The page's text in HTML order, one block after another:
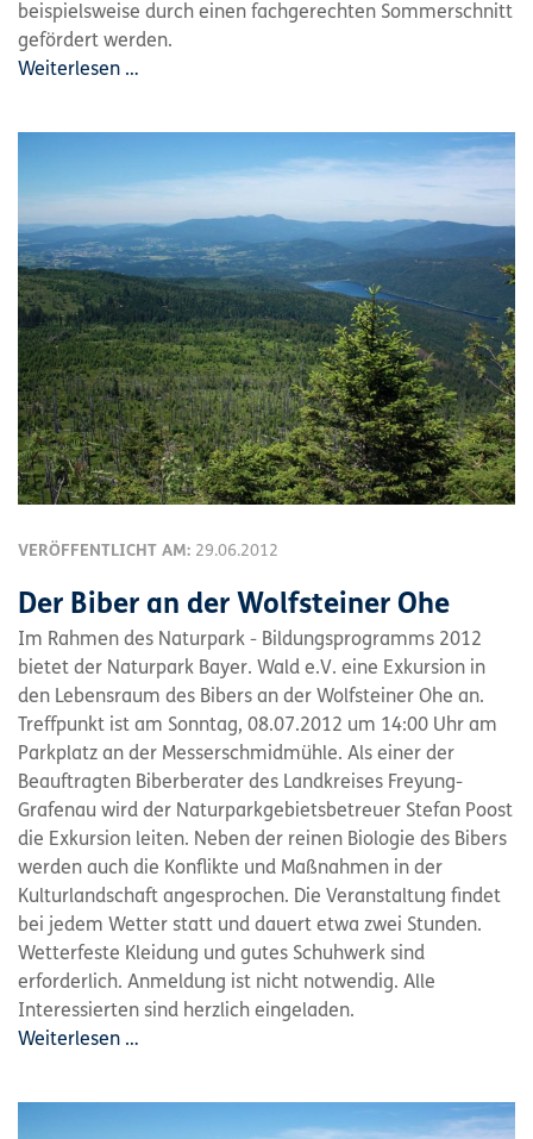
beispielsweise durch einen fachgerechten Sommerschnitt
gefördert werden.
Weiterlesen …
VERÖFFENTLICHT AM: 29.06.2012
Der Biber an der Wolfsteiner Ohe
Im Rahmen des Naturpark - Bildungsprogramms 2012
bietet der Naturpark Bayer. Wald e.V. eine Exkursion in
den Lebensraum des Bibers an der Wolfsteiner Ohe an.
Treffpunkt ist am Sonntag, 08.07.2012 um 14:00 Uhr am
Parkplatz an der Messerschmidmühle. Als einer der
Beauftragten Biberberater des Landkreises Freyung-
Grafenau wird der Naturparkgebietsbetreuer Stefan Poost
die Exkursion leiten. Neben der reinen Biologie des Bibers
werden auch die Konflikte und Maßnahmen in der
Kulturlandschaft angesprochen. Die Veranstaltung findet
bei jedem Wetter statt und dauert etwa zwei Stunden.
Wetterfeste Kleidung und gutes Schuhwerk sind
erforderlich. Anmeldung ist nicht notwendig. Alle
Interessierten sind herzlich eingeladen.
Weiterlesen …